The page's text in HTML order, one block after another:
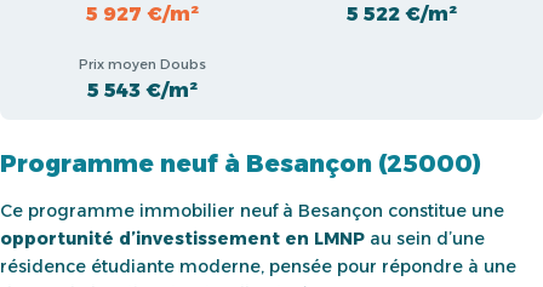
5 927 €/m² 5 522 €/m²
Prix moyen Doubs
5 543 €/m²
Programme neuf à Besançon (25000)
Ce programme immobilier neuf à Besançon constitue une
opportunité d’investissement en LMNP au sein d’une
résidence étudiante moderne, pensée pour répondre à une